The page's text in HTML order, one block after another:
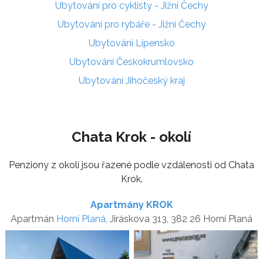
Ubytování pro cyklisty - Jižní Čechy
Ubytování pro rybáře - Jižní Čechy
Ubytování Lipensko
Ubytování Českokrumlovsko
Ubytování Jihočeský kraj
Chata Krok - okolí
Penziony z okolí jsou řazené podle vzdálenosti od Chata
Krok.
Apartmány KROK
Apartmán Horní Planá , Jiráskova 313, 382 26 Horní Planá